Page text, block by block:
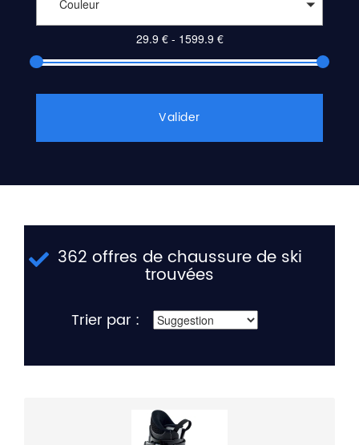
Couleur
Valider
362 offres de chaussure de ski
trouvées
Trier par :